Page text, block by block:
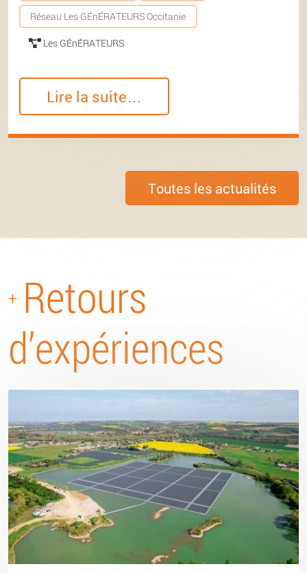
Réseau Les GÉnÉRATEURS Occitanie
Les GÉnÉRATEURS
Lire la suite…
Toutes les actualités
+ Retours
d’expériences